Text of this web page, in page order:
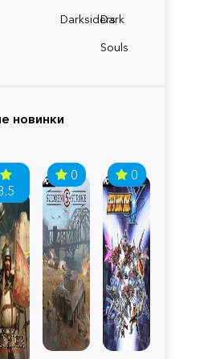
Darksiders
Dark
Souls
новинки
0 0